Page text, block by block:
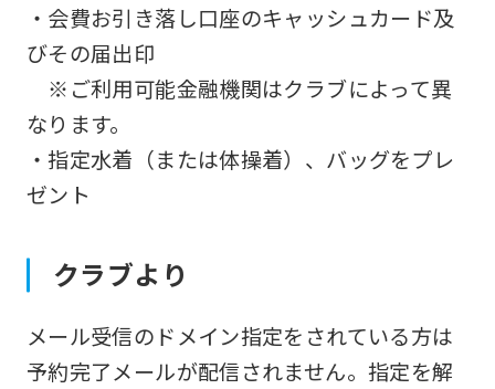
・会費お引き落し口座のキャッシュカード及
びその届出印
※ご利用可能金融機関はクラブによって異
なります。
・指定水着（または体操着）、バッグをプレ
ゼント
クラブより
メール受信のドメイン指定をされている方は
予約完了メールが配信されません。指定を解